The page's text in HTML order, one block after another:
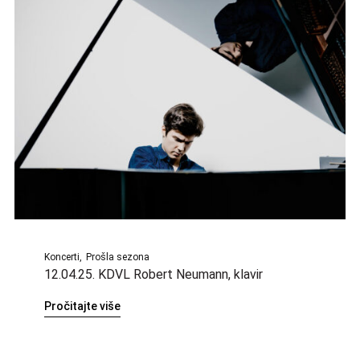
Koncerti Prošla sezona
12.04.25. KDVL Robert Neumann, klavir
Pročitajte više